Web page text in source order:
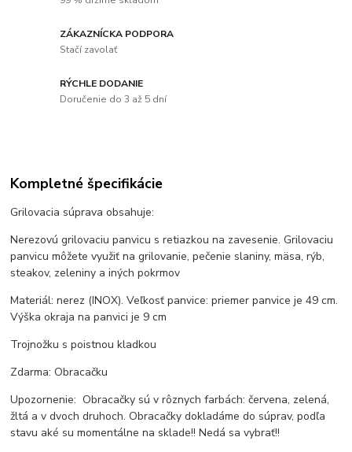
ZÁKAZNÍCKA PODPORA
Stačí zavolať
RÝCHLE DODANIE
Doručenie do 3 až 5 dní
Kompletné špecifikácie
Grilovacia súprava obsahuje:
Nerezovú grilovaciu panvicu s retiazkou na zavesenie. Grilovaciu
panvicu môžete využiť na grilovanie, pečenie slaniny, mäsa, rýb,
steakov, zeleniny a iných pokrmov
Materiál: nerez (INOX). Veľkosť panvice: priemer panvice je 49 cm.
Výška okraja na panvici je 9 cm
Trojnožku s poistnou kladkou
Zdarma: Obracačku
Upozornenie: Obracačky sú v rôznych farbách: červena, zelená,
žltá a v dvoch druhoch. Obracačky dokladáme do súprav, podľa
stavu aké su momentálne na sklade!! Nedá sa vybrať!!